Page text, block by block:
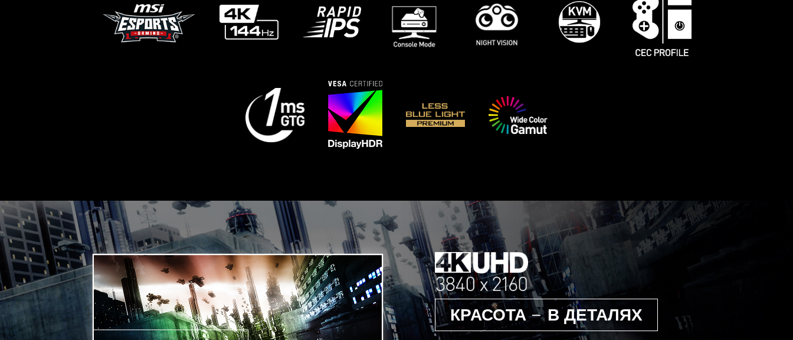
КРАСОТА – В ДЕТАЛЯХ